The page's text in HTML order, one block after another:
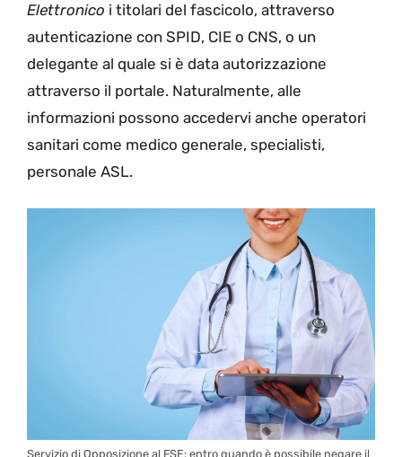
Elettronico i titolari del fascicolo, attraverso
autenticazione con SPID, CIE o CNS, o un
delegante al quale si è data autorizzazione
attraverso il portale. Naturalmente, alle
informazioni possono accedervi anche operatori
sanitari come medico generale, specialisti,
personale ASL.
Servizio di Opposizione al FSE: entro quando è possibile negare il